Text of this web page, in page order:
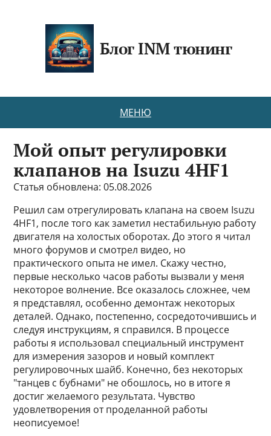
Блог INM тюнинг
МЕНЮ
Мой опыт регулировки
клапанов на Isuzu 4HF1
Статья обновлена: 05.08.2026
Решил сам отрегулировать клапана на своем Isuzu
4HF1, после того как заметил нестабильную работу
двигателя на холостых оборотах. До этого я читал
много форумов и смотрел видео, но
практического опыта не имел. Скажу честно,
первые несколько часов работы вызвали у меня
некоторое волнение. Все оказалось сложнее, чем
я представлял, особенно демонтаж некоторых
деталей. Однако, постепенно, сосредоточившись и
следуя инструкциям, я справился. В процессе
работы я использовал специальный инструмент
для измерения зазоров и новый комплект
регулировочных шайб. Конечно, без некоторых
"танцев с бубнами" не обошлось, но в итоге я
достиг желаемого результата. Чувство
удовлетворения от проделанной работы
неописуемое!